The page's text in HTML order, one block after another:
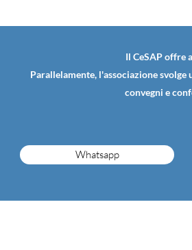
Il CeSAP offre
Parallelamente, l'associazione
convegni e
Whatsapp